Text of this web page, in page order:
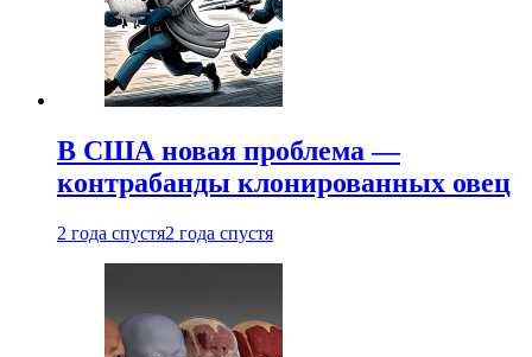
В США новая проблема —
контрабанды клонированных овец
2 года спустя2 года спустя